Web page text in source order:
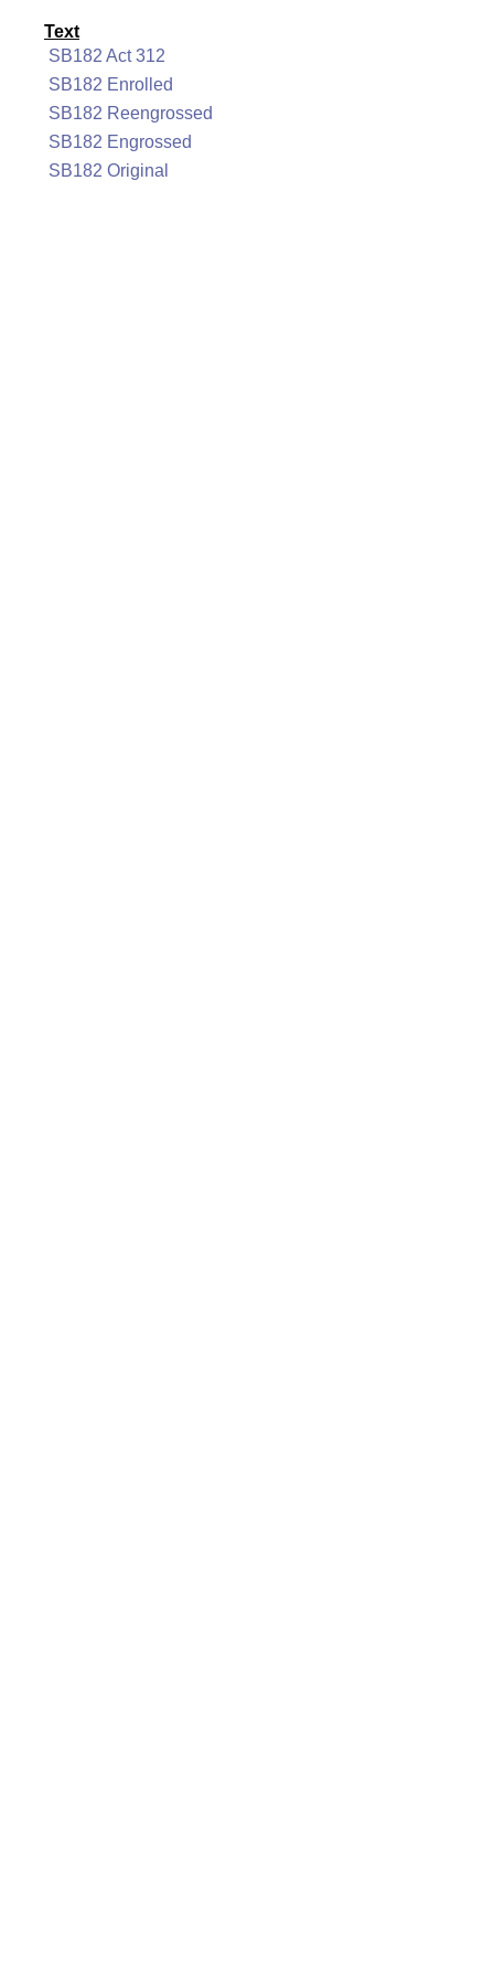
Text
SB182 Act 312
SB182 Enrolled
SB182 Reengrossed
SB182 Engrossed
SB182 Original